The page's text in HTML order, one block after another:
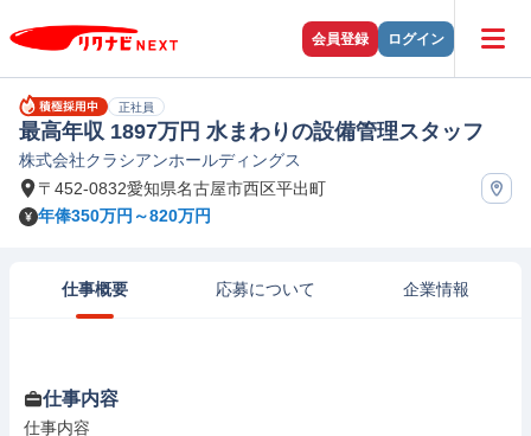
会員登録 ログイン
正社員
最高年収 1897万円 水まわりの設備管理スタッフ
株式会社クラシアンホールディングス
〒452-0832愛知県名古屋市西区平出町
年俸350万円～820万円
仕事概要 応募について 企業情報
仕事内容
仕事内容